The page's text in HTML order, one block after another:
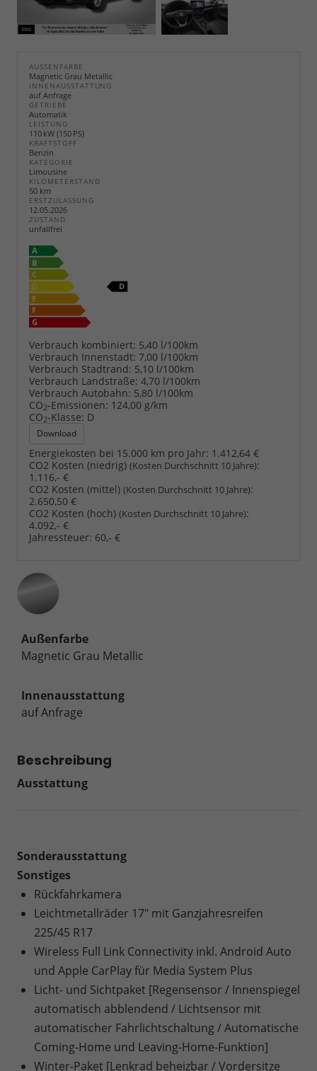
AUSSENFARBE
Magnetic Grau Metallic
INNENAUSSTATTUNG
auf Anfrage
GETRIEBE
Automatik
LEISTUNG
110 kW (150 PS)
KRAFTSTOFF
Benzin
KATEGORIE
Limousine
KILOMETERSTAND
50 km
ERSTZULASSUNG
12.05.2026
ZUSTAND
unfallfrei
Verbrauch kombiniert: 5,40 l/100km
Verbrauch Innenstadt: 7,00 l/100km
Verbrauch Stadtrand: 5,10 l/100km
Verbrauch Landstraße: 4,70 l/100km
Verbrauch Autobahn: 5,80 l/100km
CO2-Emissionen: 124,00 g/km
CO2-Klasse: D
Download
Energiekosten bei 15.000 km pro Jahr: 1.412,64 €
CO2 Kosten (niedrig) (Kosten Durchschnitt 10 Jahre):
1.116,- €
CO2 Kosten (mittel) (Kosten Durchschnitt 10 Jahre):
2.650,50 €
CO2 Kosten (hoch) (Kosten Durchschnitt 10 Jahre):
4.092,- €
Jahressteuer: 60,- €
Außenfarbe
Magnetic Grau Metallic
Innenausstattung
auf Anfrage
Beschreibung
Ausstattung
Sonderausstattung
Sonstiges
Rückfahrkamera
Leichtmetallräder 17" mit Ganzjahresreifen
225/45 R17
Wireless Full Link Connectivity inkl. Android Auto
und Apple CarPlay für Media System Plus
Licht- und Sichtpaket [Regensensor / Innenspiegel
automatisch abblendend / Lichtsensor mit
automatischer Fahrlichtschaltung / Automatische
Coming-Home und Leaving-Home-Funktion]
Winter-Paket [Lenkrad beheizbar / Vordersitze